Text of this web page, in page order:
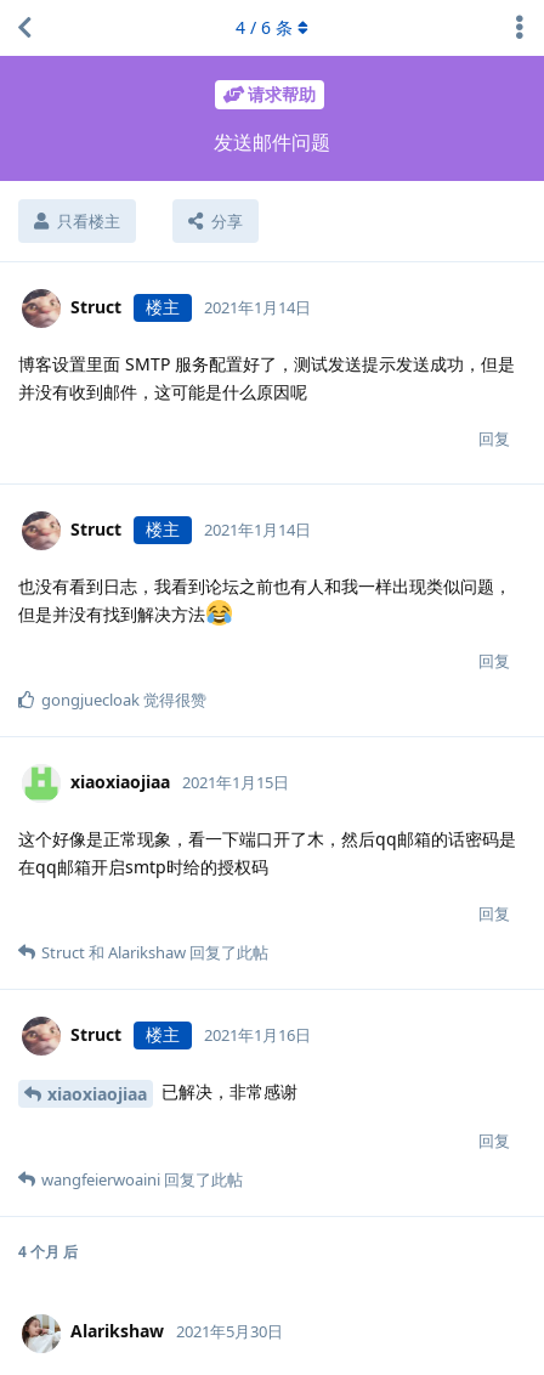
请求帮助
发送邮件问题
只看楼主 分享
4 / 6 条
Struct 楼主 2021年1月14日
博客设置里面 SMTP 服务配置好了，测试发送提示发送成功，但是
并没有收到邮件，这可能是什么原因呢
回复
Struct 楼主 2021年1月14日
也没有看到日志，我看到论坛之前也有人和我一样出现类似问题，
但是并没有找到解决方法
回复
gongjuecloak觉得很赞
xiaoxiaojiaa 2021年1月15日
这个好像是正常现象，看一下端口开了木，然后qq邮箱的话密码是
在qq邮箱开启smtp时给的授权码
回复
Struct和 Alarikshaw 回复了此帖
Struct 楼主 2021年1月16日
xiaoxiaojiaa 已解决，非常感谢
回复
wangfeierwoaini 回复了此帖
4 个月 后
Alarikshaw 2021年5月30日